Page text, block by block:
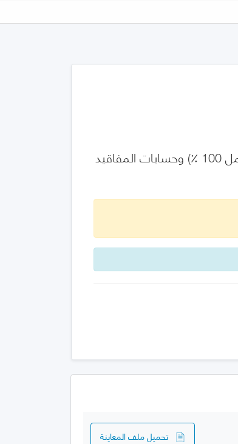
الكابلات الكهربائية - حساب مقنن التيار -جزء 1-3: معادلات مقنن التيار (معامل الحمل 100 ٪) وحسابات المفاقيد
تحميل ملف المعاينة